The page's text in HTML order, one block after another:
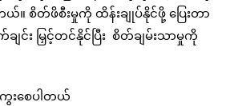
ယ်။ စိတ်ဖိစီးမှုကို ထိန်းချုပ်နိုင်ဖို့ ပြေးတာ
ျင်း မြှင့်တင်နိုင်ပြီး စိတ်ချမ်းသာမှုကို
ေးစေပါတယ်